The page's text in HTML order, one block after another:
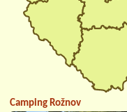
Camping Rožnov